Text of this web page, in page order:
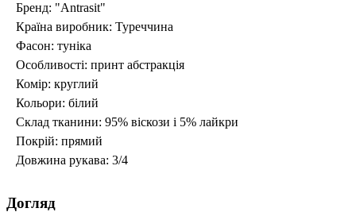
Бренд: "Antrasit"
Країна виробник: Туреччина
Фасон: туніка
Особливості: принт абстракція
Комір: круглий
Кольори: білий
Склад тканини: 95% віскози і 5% лайкри
Покрій: прямий
Довжина рукава: 3/4
Догляд